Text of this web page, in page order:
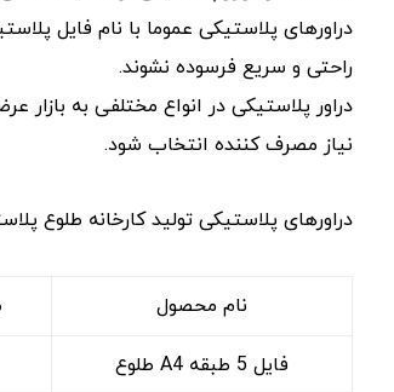
دراورهای پلاستیکی عموما با نام فایل
راحتی و سریع فرسوده نشوند.
دراور پلاستیکی در انواع مختلفی به
نیاز مصرف کننده انتخاب شود.
دراورهای پلاستیکی تولید کارخانه طلوع
نام محصول
فایل 5 طبقه A4 طلوع